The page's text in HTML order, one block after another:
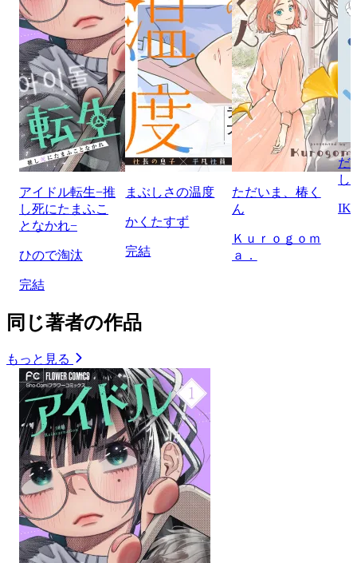
アイドル転生−推
し死にたまふこ
となかれ−
ひので淘汰
完結
まぶしさの温度
かくたすず
完結
ただいま、椿く
ん
Ｋｕｒｏｇｏｍ
ａ．
だ
し
同じ著者の作品
もっと見る